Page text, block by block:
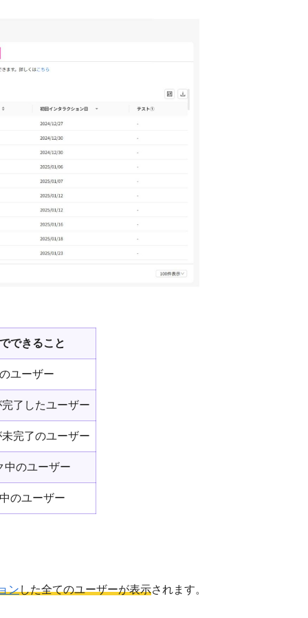
できること
ユーザー
了したユーザー
完了のユーザー
中のユーザー
のユーザー
ンした全てのユーザーが表示されます。